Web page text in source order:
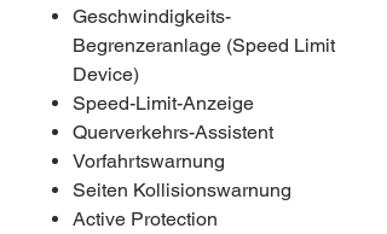
Geschwindigkeits-
Begrenzeranlage (Speed Limit
Device)
Speed-Limit-Anzeige
Querverkehrs-Assistent
Vorfahrtswarnung
Seiten Kollisionswarnung
Active Protection